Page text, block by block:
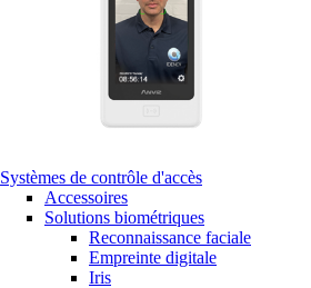
Systèmes de contrôle d'accès
Accessoires
Solutions biométriques
Reconnaissance faciale
Empreinte digitale
Iris